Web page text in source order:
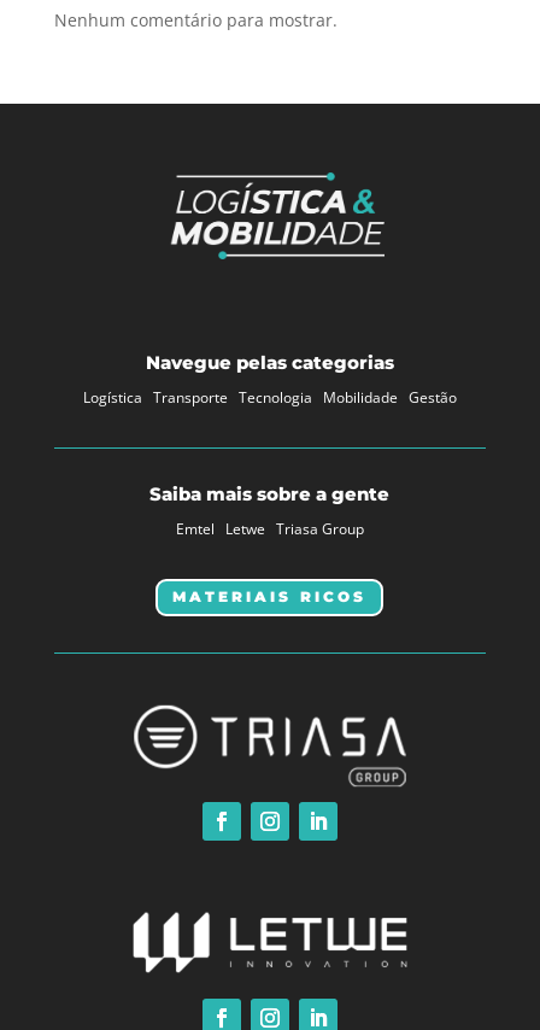
Nenhum comentário para mostrar.
Navegue pelas categorias
Logística Transporte Tecnologia Mobilidade Gestão
Saiba mais sobre a gente
Emtel Letwe Triasa Group
MATERIAIS RICOS